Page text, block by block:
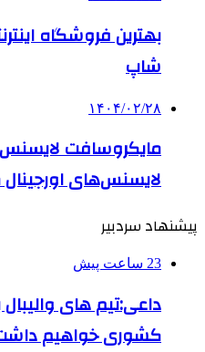
بهترین فروشگاه
شاپ
۱۴۰۴/۰۲/۲۸
مایکروسافت
لایسنس‌های اورجینال
پیشنهاد سردبیر
23 ساعت پیش
داعی:تیم های والیبال
کشوری خواهیم